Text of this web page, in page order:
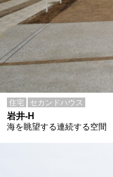
住宅 セカンドハウス
岩井-H
海を眺望する連続する空間